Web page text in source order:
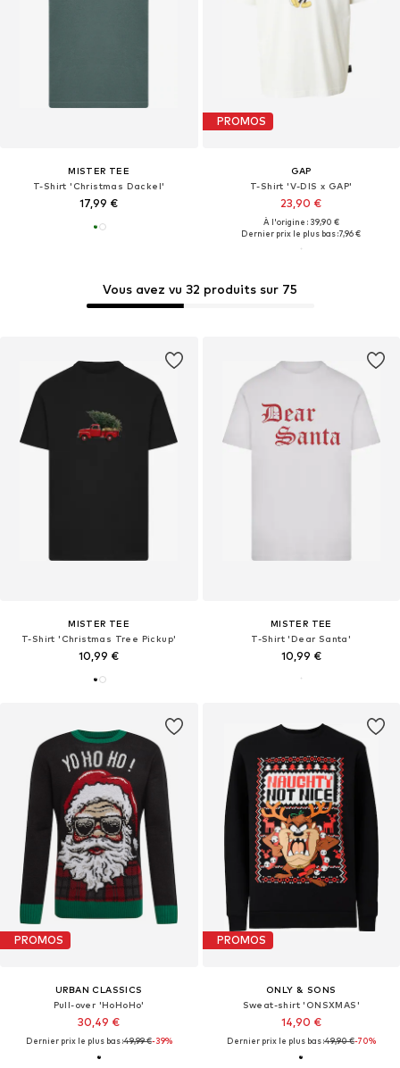
MISTER TEE
T-Shirt 'Christmas Dackel'
17,99 €
PROMOS
GAP
T-Shirt 'V-DIS x GAP'
23,90 €
À l'origine : 39,90 €
Dernier prix le plus bas :7,96 €
MISTER TEE
T-Shirt 'Christmas Tree Pickup'
10,99 €
Vous avez vu 32 produits sur 75
MISTER TEE
T-Shirt 'Dear Santa'
10,99 €
PROMOS
URBAN CLASSICS
Pull-over 'HoHoHo'
30,49 €
Dernier prix le plus bas :49,99 €-39%
PROMOS
ONLY & SONS
Sweat-shirt 'ONSXMAS'
14,90 €
Dernier prix le plus bas :49,90 €-70%